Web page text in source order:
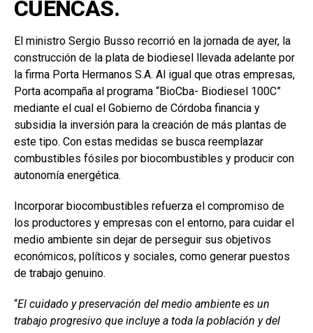
CUENCAS.
El ministro Sergio Busso recorrió en la jornada de ayer, la
construcción de la plata de biodiesel llevada adelante por
la firma Porta Hermanos S.A. Al igual que otras empresas,
Porta acompaña al programa “BioCba- Biodiesel 100C”
mediante el cual el Gobierno de Córdoba financia y
subsidia la inversión para la creación de más plantas de
este tipo. Con estas medidas se busca reemplazar
combustibles fósiles por biocombustibles y producir con
autonomía energética.
Incorporar biocombustibles refuerza el compromiso de
los productores y empresas con el entorno, para cuidar el
medio ambiente sin dejar de perseguir sus objetivos
económicos, políticos y sociales, como generar puestos
de trabajo genuino.
“El cuidado y preservación del medio ambiente es un
trabajo progresivo que incluye a toda la población y del